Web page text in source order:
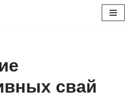
свай